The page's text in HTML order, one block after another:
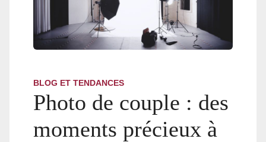
BLOG ET TENDANCES
Photo de couple : des
moments précieux à